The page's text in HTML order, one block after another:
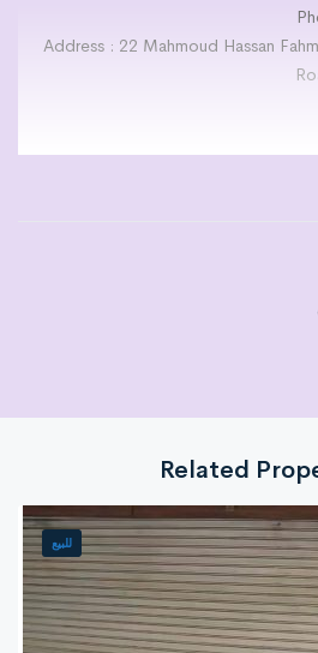
Address : 22 Mahmoud Hassan
Related
للبيع